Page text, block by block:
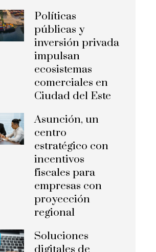
Políticas
públicas y
inversión privada
impulsan
ecosistemas
comerciales en
Ciudad del Este
Asunción, un
centro
estratégico con
incentivos
fiscales para
empresas con
proyección
regional
Soluciones
digitales de